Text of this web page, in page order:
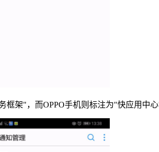
架"，而OPPO手机则标注为"快应用中